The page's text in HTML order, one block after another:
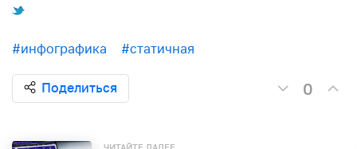
#инфографика #статичная
Поделиться 0
ЧИТАЙТЕ ДАЛЕЕ